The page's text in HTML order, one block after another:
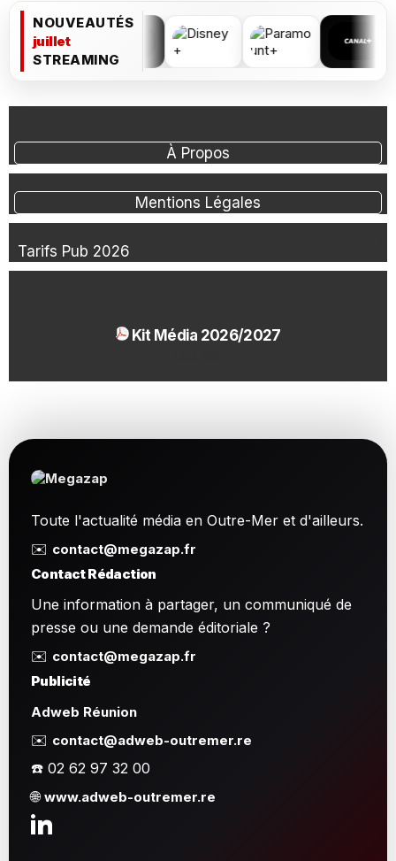
NOUVEAUTÉS
juillet
STREAMING
À Propos
Mentions Légales
Tarifs Pub 2026
Kit Média 2026/2027
Toute l'actualité média en Outre-Mer et d'ailleurs.
✉️ contact@megazap.fr
Contact Rédaction
Une information à partager, un communiqué de
presse ou une demande éditoriale ?
✉️ contact@megazap.fr
Publicité
Adweb Réunion
✉️ contact@adweb-outremer.re
☎️ 02 62 97 32 00
🌐www.adweb-outremer.re